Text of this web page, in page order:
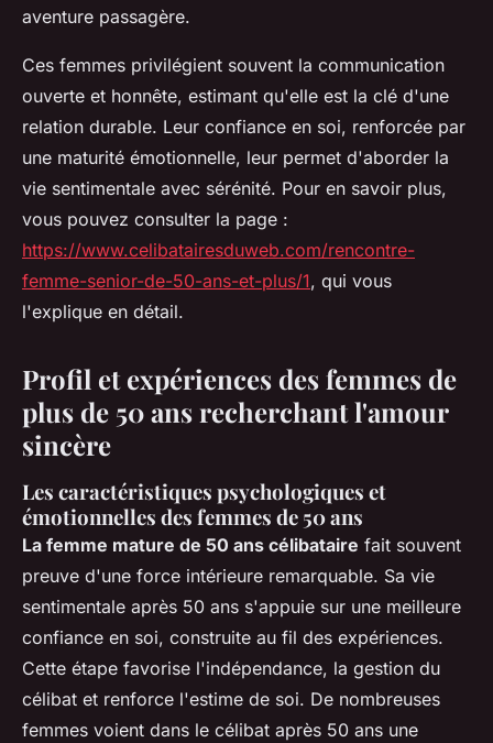
aventure passagère.
Ces femmes privilégient souvent la communication
ouverte et honnête, estimant qu'elle est la clé d'une
relation durable. Leur confiance en soi, renforcée par
une maturité émotionnelle, leur permet d'aborder la
vie sentimentale avec sérénité. Pour en savoir plus,
vous pouvez consulter la page :
https://www.celibatairesduweb.com/rencontre-
femme-senior-de-50-ans-et-plus/1, qui vous
l'explique en détail.
Profil et expériences des femmes de
plus de 50 ans recherchant l'amour
sincère
Les caractéristiques psychologiques et
émotionnelles des femmes de 50 ans
La femme mature de 50 ans célibataire fait souvent
preuve d'une force intérieure remarquable. Sa vie
sentimentale après 50 ans s'appuie sur une meilleure
confiance en soi, construite au fil des expériences.
Cette étape favorise l'indépendance, la gestion du
célibat et renforce l'estime de soi. De nombreuses
femmes voient dans le célibat après 50 ans une